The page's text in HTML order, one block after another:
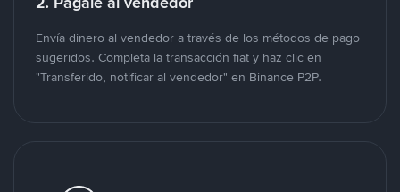
Envía dinero al vendedor a través de los métodos de pago
sugeridos. Completa la transacción fiat y haz clic en
"Transferido, notificar al vendedor" en Binance P2P.